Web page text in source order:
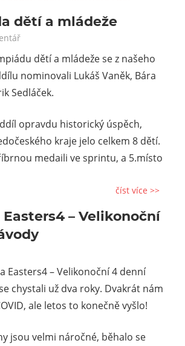
dětí a mládeže
dětí a mládeže se z našeho
nominovali Lukáš Vaněk, Bára
Sedláček.
opravdu historický úspěch,
kraje jelo celkem 8 dětí.
medaili ve sprintu, a 5.místo
číst více >>
– Velikonoční
Easters4 – Velikonoční 4 denní
chystali už dva roky. Dvakrát nám
ale letos to konečně vyšlo!
jsou velmi náročné, běhalo se